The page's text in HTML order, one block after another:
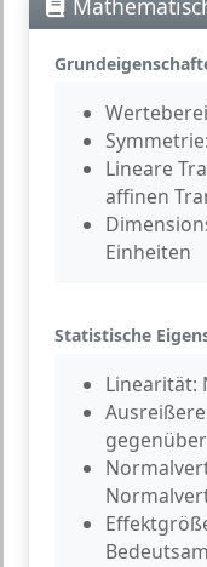
Symmetrie:
Lineare
affinen
Einheiten
Statistische
Linearität: